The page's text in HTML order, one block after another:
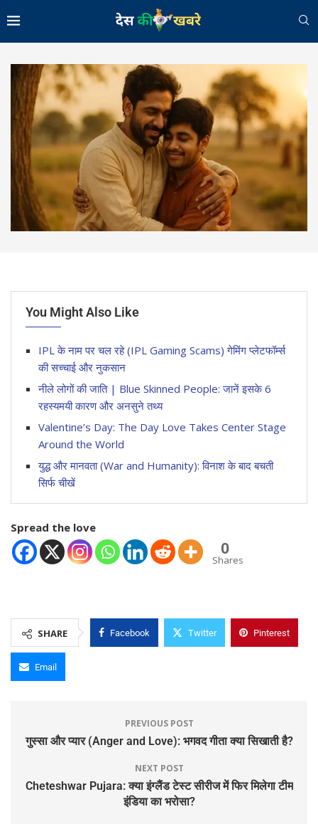
You Might Also Like
IPL के नाम पर चल रहे (IPL Gaming Scams) गेमिंग प्लेटफॉर्म्स
की सच्चाई और नुकसान
नीले लोगों की जाति | Blue Skinned People: जानें इसके 6
रहस्यमयी कारण और अनसुने तथ्य
Valentine’s Day: The Day Love Takes Center Stage
Around the World
युद्ध और मानवता (War and Humanity): विनाश के बाद बचती
सिर्फ चीखें
Spread the love
0
Shares
SHARE Facebook Twitter Pinterest
Email
PREVIOUS POST
गुस्सा और प्यार (Anger and Love): भगवद गीता क्या सिखाती है?
NEXT POST
Cheteshwar Pujara: क्या इंग्लैंड टेस्ट सीरीज में फिर मिलेगा टीम
इंडिया का भरोसा?